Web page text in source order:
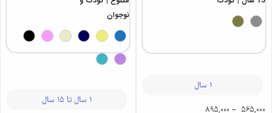
1 سال
565,000
–
895,000
نوجوان
1 سال تا 15 سال